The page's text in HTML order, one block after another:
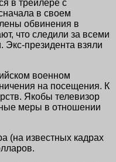
в трейлере с
в своем
обвинения в
что следили за всеми
Экс-президента взяли
военном
на посещения. К
Якобы телевизор
меры в отношении
(на известных кадрах